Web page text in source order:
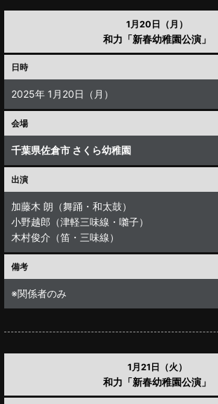
1月20日（月）
和力「新春幼稚園公演」
日時
2025年 1月20日（月）
会場
千葉県佐倉市 さくら幼稚園
出演
加藤木 朗（舞踊・和太鼓）
小野越郎（津軽三味線・囃子）
木村俊介（笛・三味線）
備考
※関係者のみ
1月21日（火）
和力「新春幼稚園公演」